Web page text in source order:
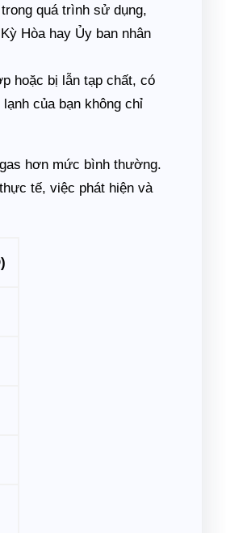
quá trình sử dụng,
Hòa hay Ủy ban nhân
hoặc bị lẫn tạp chất, có
của bạn không chỉ
hơn mức bình thường.
tế, việc phát hiện và